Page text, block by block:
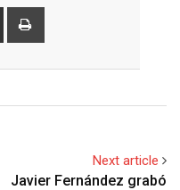
Share
Next article
Javier Fernández grabó